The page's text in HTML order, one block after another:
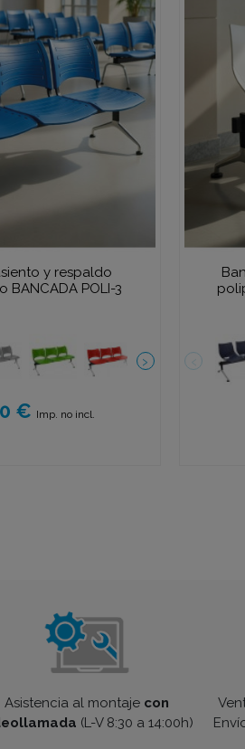
y respaldo
BANCADA POLI-3
€ Imp. no incl.
Asistencia al montaje con
(L-V 8:30 a 14:00h)